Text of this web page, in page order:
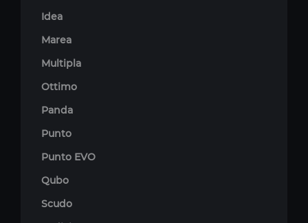
Idea
Marea
Multipla
Ottimo
Panda
Punto
Punto EVO
Qubo
Scudo